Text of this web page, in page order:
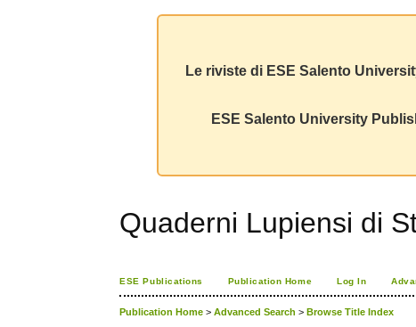
Le riviste di ESE Salento
ESE Salento University
Quaderni Lupiensi di
ESE Publications Publication Home Log In
Publication Home >Advanced Search >Browse Title Index